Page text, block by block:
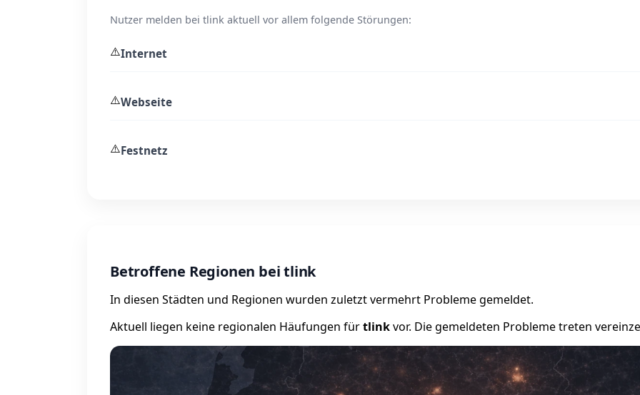
Nutzer melden bei tlink aktuell vor allem folgende Störungen:
⚠️Internet
⚠️Webseite
⚠️Festnetz
Betroffene Regionen bei tlink
In diesen Städten und Regionen wurden zuletzt vermehrt Probleme gemeldet.
Aktuell liegen keine regionalen Häufungen fürtlinkvor. Die gemeldeten Probleme treten